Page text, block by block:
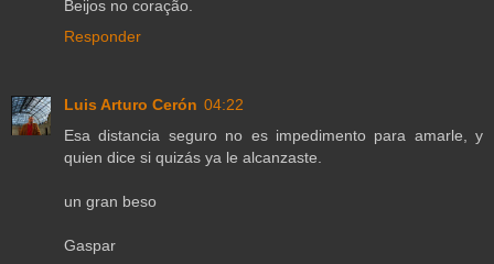
Beijos no coração.
Responder
Luis Arturo Cerón 04:22
Esa distancia seguro no es impedimento para amarle, y
quien dice si quizás ya le alcanzaste.
un gran beso
Gaspar